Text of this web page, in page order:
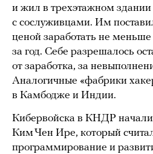
и жил в трехэтажном здании
с сослуживцами. Им
ценой заработать не
за год. Себе разрешалось
от заработка, за
Аналогичные «фабрики
в Камбодже и Индии.
Кибервойска в КНДР
Ким Чен Ире, который
программирование и